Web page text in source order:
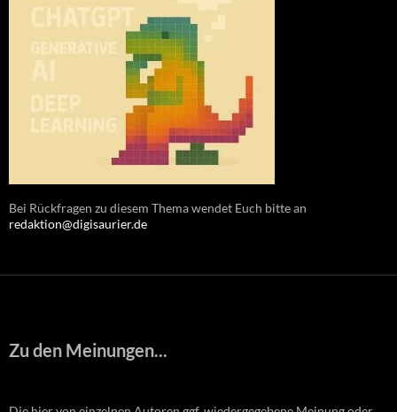
Bei Rückfragen zu diesem Thema wendet Euch bitte an
redaktion@digisaurier.de
Zu den Meinungen...